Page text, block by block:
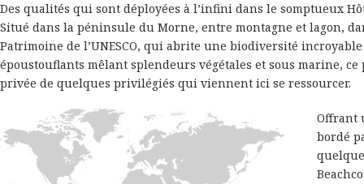
Des qualités qui sont déployées à l’infini dans le somptueux
Situé dans la péninsule du Morne, entre montagne et lagon,
Patrimoine de l’UNESCO, qui abrite une biodiversité incroyable
époustouflants mêlant splendeurs végétales et sous marine, ce
privée de quelques privilégiés qui viennent ici se ressourcer.
Offrant
bordé